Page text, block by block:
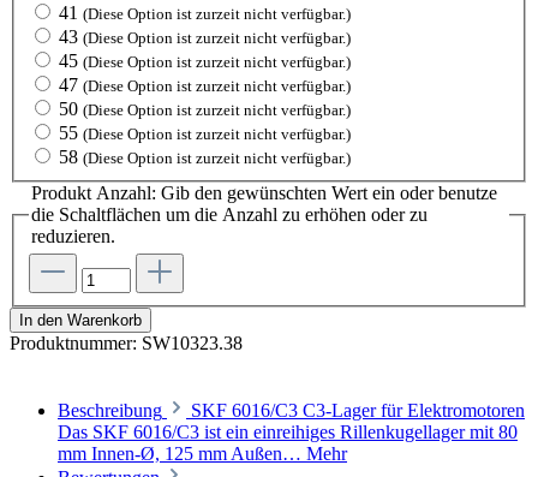
41 (Diese Option ist zurzeit nicht verfügbar.)
43 (Diese Option ist zurzeit nicht verfügbar.)
45 (Diese Option ist zurzeit nicht verfügbar.)
47 (Diese Option ist zurzeit nicht verfügbar.)
50 (Diese Option ist zurzeit nicht verfügbar.)
55 (Diese Option ist zurzeit nicht verfügbar.)
58 (Diese Option ist zurzeit nicht verfügbar.)
Produkt Anzahl: Gib den gewünschten Wert ein oder benutze
die Schaltflächen um die Anzahl zu erhöhen oder zu
reduzieren.
In den Warenkorb
Produktnummer: SW10323.38
Beschreibung
SKF 6016/C3 C3-Lager für Elektromotoren
Das SKF 6016/C3 ist ein einreihiges Rillenkugellager mit 80
mm Innen-Ø, 125 mm Außen… Mehr